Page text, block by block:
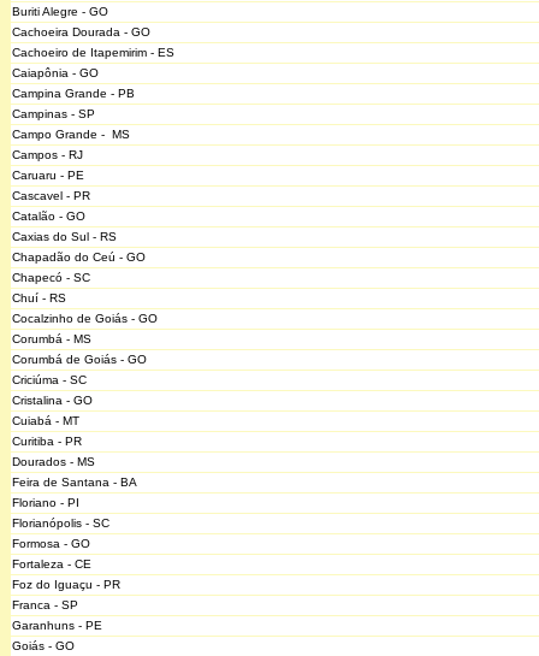
Buriti Alegre - GO
Cachoeira Dourada - GO
Cachoeiro de Itapemirim - ES
Caiapônia - GO
Campina Grande - PB
Campinas - SP
Campo Grande - MS
Campos - RJ
Caruaru - PE
Cascavel - PR
Catalão - GO
Caxias do Sul - RS
Chapadão do Ceú - GO
Chapecó - SC
Chuí - RS
Cocalzinho de Goiás - GO
Corumbá - MS
Corumbá de Goiás - GO
Criciúma - SC
Cristalina - GO
Cuiabá - MT
Curitiba - PR
Dourados - MS
Feira de Santana - BA
Floriano - PI
Florianópolis - SC
Formosa - GO
Fortaleza - CE
Foz do Iguaçu - PR
Franca - SP
Garanhuns - PE
Goiás - GO